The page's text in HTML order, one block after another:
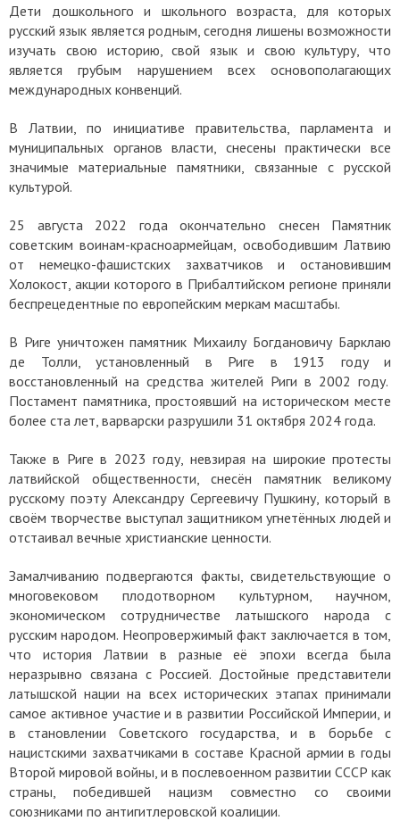
Дети дошкольного и школьного возраста, для которых
русский язык является родным, сегодня лишены возможности
изучать свою историю, свой язык и свою культуру, что
является грубым нарушением всех основополагающих
международных конвенций.
В Латвии, по инициативе правительства, парламента и
муниципальных органов власти, снесены практически все
значимые материальные памятники, связанные с русской
культурой.
25 августа 2022 года окончательно снесен Памятник
советским воинам-красноармейцам, освободившим Латвию
от немецко-фашистских захватчиков и остановившим
Холокост, акции которого в Прибалтийском регионе приняли
беспрецедентные по европейским меркам масштабы.
В Риге уничтожен памятник Михаилу Богдановичу Барклаю
де Толли, установленный в Риге в 1913 году и
восстановленный на средства жителей Риги в 2002 году.
Постамент памятника, простоявший на историческом месте
более ста лет, варварски разрушили 31 октября 2024 года.
Также в Риге в 2023 году, невзирая на широкие протесты
латвийской общественности, снесён памятник великому
русскому поэту Александру Сергеевичу Пушкину, который в
своём творчестве выступал защитником угнетённых людей и
отстаивал вечные христианские ценности.
Замалчиванию подвергаются факты, свидетельствующие о
многовековом плодотворном культурном, научном,
экономическом сотрудничестве латышского народа с
русским народом. Неопровержимый факт заключается в том,
что история Латвии в разные её эпохи всегда была
неразрывно связана с Россией. Достойные представители
латышской нации на всех исторических этапах принимали
самое активное участие и в развитии Российской Империи, и
в становлении Советского государства, и в борьбе с
нацистскими захватчиками в составе Красной армии в годы
Второй мировой войны, и в послевоенном развитии СССР как
страны, победившей нацизм совместно со своими
союзниками по антигитлеровской коалиции.